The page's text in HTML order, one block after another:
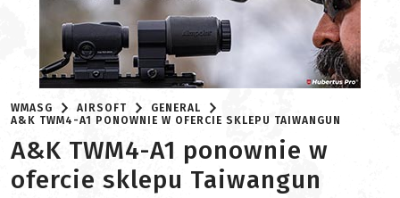
WMASG AIRSOFT
GENERAL
A&K TWM4-A1 PONOWNIE W OFERCIE SKLEPU TAIWANGUN
A&K TWM4-A1 ponownie w
ofercie sklepu Taiwangun